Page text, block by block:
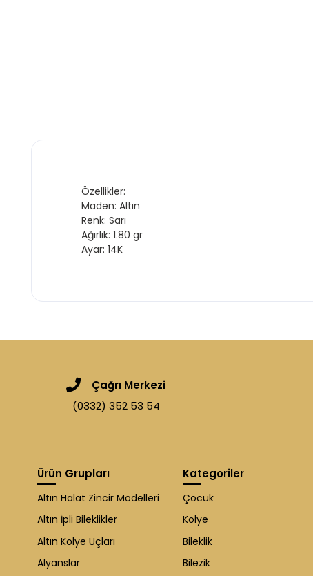
Özellikler:
Maden: Altın
Renk: Sarı
Ağırlık: 1.80 gr
Ayar: 14K
Çağrı Merkezi
(0332) 352 53 54
Ürün Grupları
Altın Halat Zincir Modelleri
Altın İpli Bileklikler
Altın Kolye Uçları
Alyanslar
Kategoriler
Çocuk
Kolye
Bileklik
Bilezik